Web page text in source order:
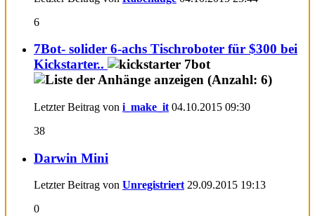
6
7Bot- solider 6-achs Tischroboter für $300 bei
Kickstarter..
Letzter Beitrag von i_make_it 04.10.2015 09:30
38
Darwin Mini
Letzter Beitrag von Unregistriert29.09.2015 19:13
0